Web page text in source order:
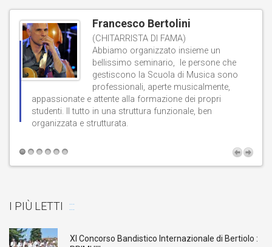
Francesco Bertolini
(CHITARRISTA DI FAMA)
Abbiamo organizzato insieme un
bellissimo seminario, le persone che
gestiscono la Scuola di Musica sono
professionali, aperte musicalmente,
appassionate e attente alla formazione dei propri
studenti. Il tutto in una struttura funzionale, ben
organizzata e strutturata.
I PIÙ LETTI
XI Concorso Bandistico Internazionale di Bertiolo :